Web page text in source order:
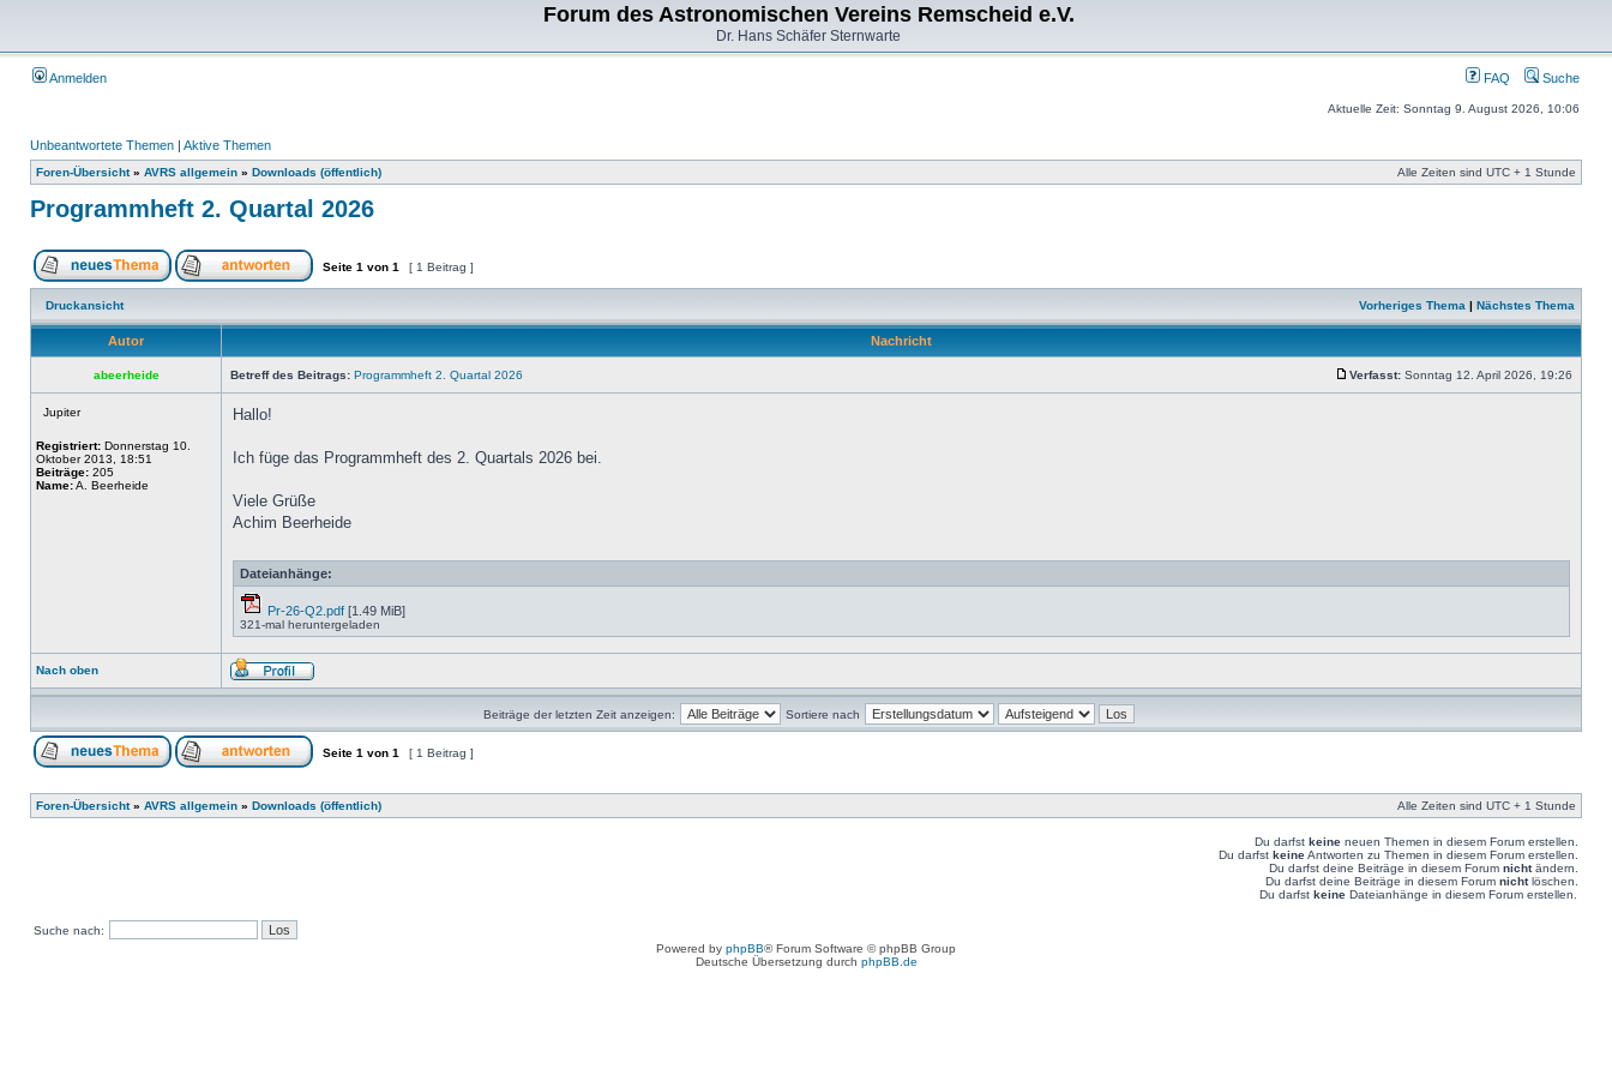
Forum des Astronomischen Vereins Remscheid e.V.
Dr. Hans Schäfer Sternwarte
Anmelden FAQ Suche
Aktuelle Zeit: Sonntag 9. August 2026, 10:06
Unbeantwortete Themen | Aktive Themen
Foren-Übersicht» AVRS allgemein » Downloads (öffentlich) Alle Zeiten sind UTC + 1 Stunde
Programmheft 2. Quartal 2026
Seite 1 von 1 [ 1 Beitrag ]
Druckansicht Vorheriges Thema | Nächstes Thema
Autor Nachricht
abeerheide Betreff des Beitrags: Programmheft 2. Quartal 2026 Verfasst: Sonntag 12. April 2026, 19:26
Jupiter
Registriert: Donnerstag 10.
Oktober 2013, 18:51
Beiträge: 205
Name:A. Beerheide
Hallo!
Ich füge das Programmheft des 2. Quartals 2026 bei.
Viele Grüße
Achim Beerheide
Dateianhänge:
Pr-26-Q2.pdf [1.49 MiB]
321-mal heruntergeladen
Nach oben
Beiträge der letzten Zeit anzeigen: Sortiere nach
Seite 1 von 1 [ 1 Beitrag ]
Foren-Übersicht» AVRS allgemein » Downloads (öffentlich) Alle Zeiten sind UTC + 1 Stunde
Du darfst keine neuen Themen in diesem Forum erstellen.
Du darfst keineAntworten zu Themen in diesem Forum erstellen.
Du darfst deine Beiträge in diesem Forum nichtändern.
Du darfst deine Beiträge in diesem Forum nichtlöschen.
Du darfst keine Dateianhänge in diesem Forum erstellen.
Suche nach:
Powered by phpBB® Forum Software © phpBB Group
Deutsche Übersetzung durch phpBB.de